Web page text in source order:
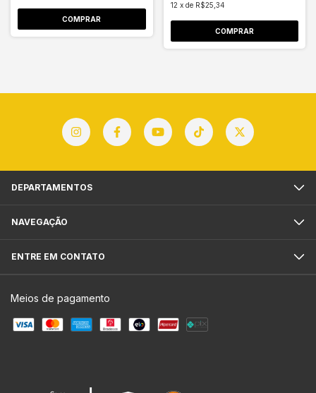
COMPRAR
12 x de R$25,34
DEPARTAMENTOS
NAVEGAÇÃO
ENTRE EM CONTATO
Meios de pagamento